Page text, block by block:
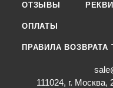
ОТЗЫВЫ
ОПЛАТЫ
ПРАВИЛА ВОЗВРАТА
111024, г. Москва,